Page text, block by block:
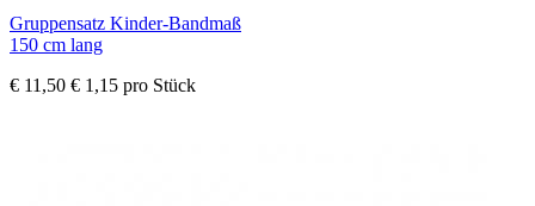
Gruppensatz Kinder-Bandmaß
150 cm lang
€ 11,50 € 1,15 pro Stück